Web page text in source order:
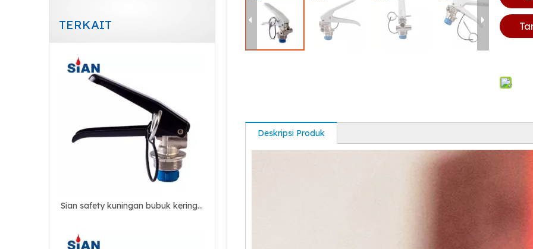
TERKAIT
Best Sale Safe Dry Powder Pemadam Kebakaran Katup Tembaga Kuningan
Deskripsi Produk